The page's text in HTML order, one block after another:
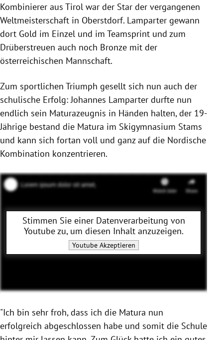
Kombinierer aus Tirol war der Star der vergangenen
Weltmeisterschaft in Oberstdorf. Lamparter gewann
dort Gold im Einzel und im Teamsprint und zum
Drüberstreuen auch noch Bronze mit der
österreichischen Mannschaft.
Zum sportlichen Triumph gesellt sich nun auch der
schulische Erfolg: Johannes Lamparter durfte nun
endlich sein Maturazeugnis in Händen halten, der 19-
Jährige bestand die Matura im Skigymnasium Stams
und kann sich fortan voll und ganz auf die Nordische
Kombination konzentrieren.
Stimmen Sie einer Datenverarbeitung von
Youtubezu, um diesen Inhalt anzuzeigen.
YoutubeAkzeptieren
"Ich bin sehr froh, dass ich die Matura nun
erfolgreich abgeschlossen habe und somit die Schule